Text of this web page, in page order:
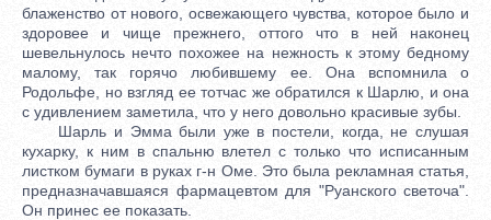
блаженство от нового, освежающего чувства, которое было и
здоровее и чище прежнего, оттого что в ней наконец
шевельнулось нечто похожее на нежность к этому бедному
малому, так горячо любившему ее. Она вспомнила о
Родольфе, но взгляд ее тотчас же обратился к Шарлю, и она
с удивлением заметила, что у него довольно красивые зубы.
Шарль и Эмма были уже в постели, когда, не слушая
кухарку, к ним в спальню влетел с только что исписанным
листком бумаги в руках г-н Оме. Это была рекламная статья,
предназначавшаяся фармацевтом для "Руанского светоча".
Он принес ее показать.